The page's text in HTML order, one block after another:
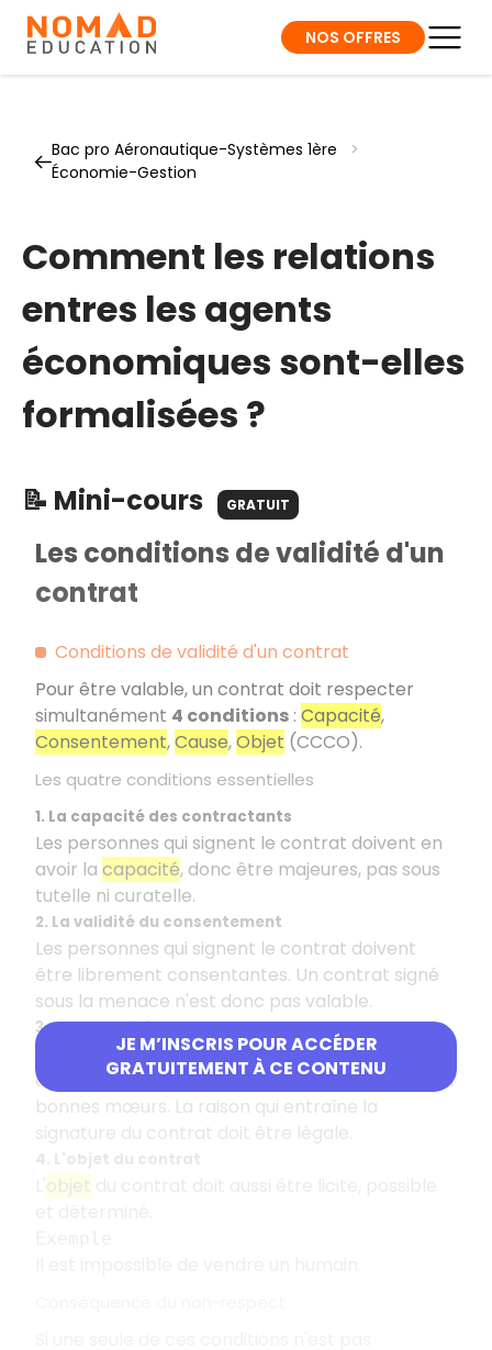
NOS OFFRES
Bac pro Aéronautique-Systèmes 1ère
>
Économie-Gestion
Comment les relations
entres les agents
économiques sont-elles
formalisées ?
📝 Mini-cours GRATUIT
JE M’INSCRIS POUR ACCÉDER
GRATUITEMENT À CE CONTENU
Les conditions de validité d'un
contrat
Conditions de validité d'un contrat
Pour être valable, un contrat doit respecter
simultanément 4 conditions : Capacité,
Consentement,Cause,Objet (CCCO).
Les quatre conditions essentielles
1. La capacité des contractants
Les personnes qui signent le contrat doivent en
avoir la capacité, donc être majeures, pas sous
tutelle ni curatelle.
2. La validité du consentement
Les personnes qui signent le contrat doivent
être librement consentantes. Un contrat signé
sous la menace n'est donc pas valable.
3. La cause licite
doit être licite c'est-à-dire qu'elle ne
doit pas être contraire à la loi, à la morale ou aux
bonnes mœurs. La raison qui entraîne la
signature du contrat doit être légale.
objet